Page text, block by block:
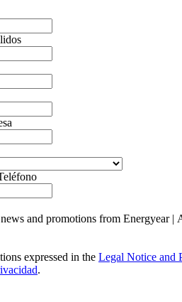
and promotions from Energyear
expressed in the Legal Notice and
.